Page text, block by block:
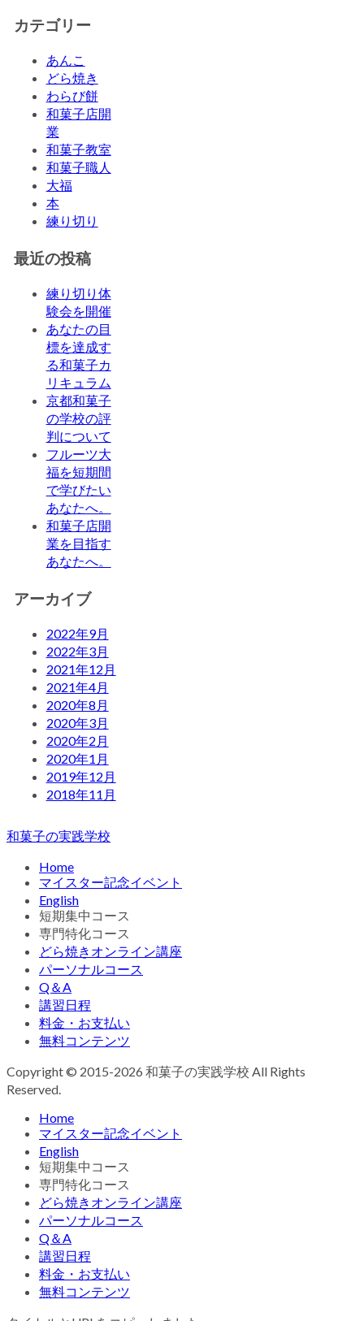
カテゴリー
あんこ
どら焼き
わらび餅
和菓子店開
業
和菓子教室
和菓子職人
大福
本
練り切り
最近の投稿
練り切り体
験会を開催
あなたの目
標を達成す
る和菓子カ
リキュラム
京都和菓子
の学校の評
判について
フルーツ大
福を短期間
で学びたい
あなたへ。
和菓子店開
業を目指す
あなたへ。
アーカイブ
2022年9月
2022年3月
2021年12月
2021年4月
2020年8月
2020年3月
2020年2月
2020年1月
2019年12月
2018年11月
和菓子の実践学校
Home
マイスター記念イベント
English
短期集中コース
専門特化コース
どら焼きオンライン講座
パーソナルコース
Q＆A
講習日程
料金・お支払い
無料コンテンツ
Copyright © 2015-2026 和菓子の実践学校 All Rights
Reserved.
Home
マイスター記念イベント
English
短期集中コース
専門特化コース
どら焼きオンライン講座
パーソナルコース
Q＆A
講習日程
料金・お支払い
無料コンテンツ